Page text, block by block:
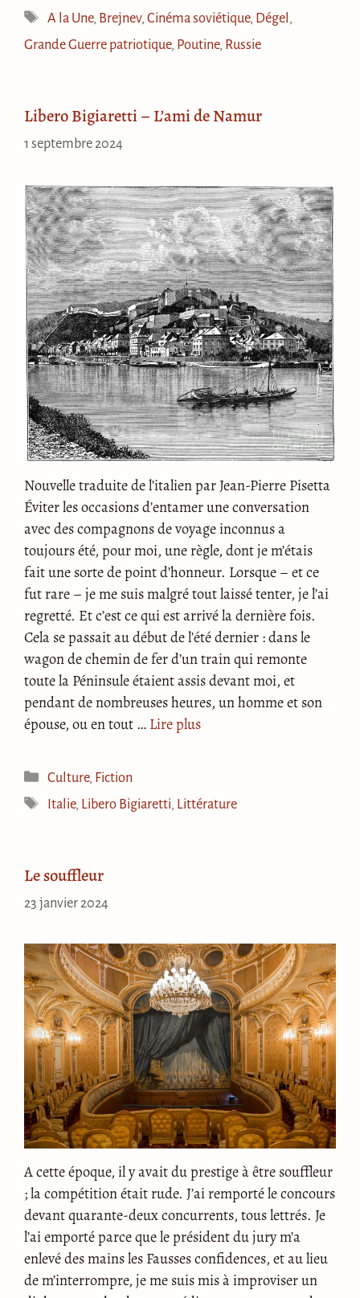
Étiquettes
A la Une, Brejnev,Cinéma soviétique, Dégel
Grande Guerre patriotique, Poutine, Russie
Libero Bigiaretti – L’ami de Namur
1 septembre 2024
Nouvelle traduite de l’italien par Jean-Pierre Pisetta
Éviter les occasions d’entamer une conversation
avec des compagnons de voyage inconnus a
toujours été, pour moi, une règle, dont je m’étais
fait une sorte de point d’honneur. Lorsque – et ce
fut rare – je me suis malgré tout laissé tenter, je l’ai
regretté. Et c’est ce qui est arrivé la dernière fois.
Cela se passait au début de l’été dernier : dans le
wagon de chemin de fer d’un train qui remonte
toute la Péninsule étaient assis devant moi, et
pendant de nombreuses heures, un homme et son
épouse, ou en tout … Lire plus
Catégories
Culture, Fiction
Étiquettes
Italie, Libero Bigiaretti Littérature
Le souffleur
23 janvier 2024
A cette époque, il y avait du prestige à être souffleur
; la compétition était rude. J’ai remporté le concours
devant quarante-deux concurrents, tous lettrés. Je
l’ai emporté parce que le président du jury m’a
enlevé des mains les Fausses confidences, et au lieu
de m’interrompre, je me suis mis à improviser un